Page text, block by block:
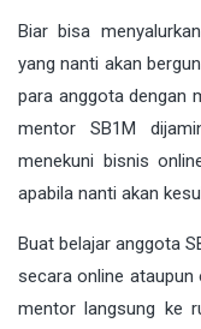
Biar bisa
yang nanti akan
para anggota dengan
mentor SB1M
menekuni bisnis
apabila nanti akan
Buat belajar anggota
secara online ataupun
mentor langsung ke